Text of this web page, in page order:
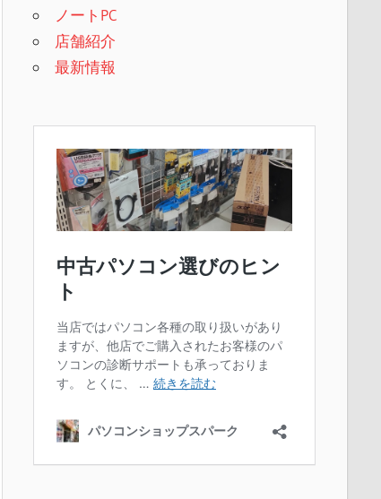
ノートPC
店舗紹介
最新情報